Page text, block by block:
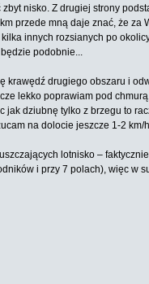
nisko. Z drugiej strony
przede mną daje znać, że za
innych rozsianych po
podobnie...
krawędź drugiego obszaru i
lekko poprawiam pod
jak dziubnę tylko z brzegu to
na dolocie jeszcze 1-2 km/
lotnisko –
i przy 7 polach), więc w